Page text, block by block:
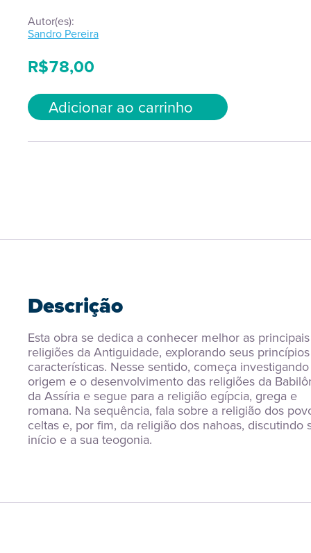
Autor(es):
Sandro Pereira
R$78,00
Adicionar ao carrinho
Descrição
Esta obra se dedica a conhecer melhor as principais
religiões da Antiguidade, explorando seus
características. Nesse sentido, começa
origem e o desenvolvimento das religiões da
da Assíria e segue para a religião egípcia, grega e
romana. Na sequência, fala sobre a religião dos
celtas e, por fim, da religião dos nahoas, discutindo
início e a sua teogonia.